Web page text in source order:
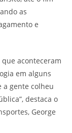
as
e
aconteceram
em alguns
a gente colheu
destaca o
George